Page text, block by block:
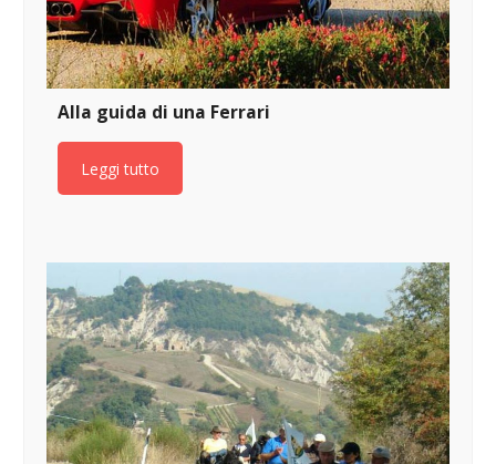
Alla guida di una Ferrari
Leggi tutto